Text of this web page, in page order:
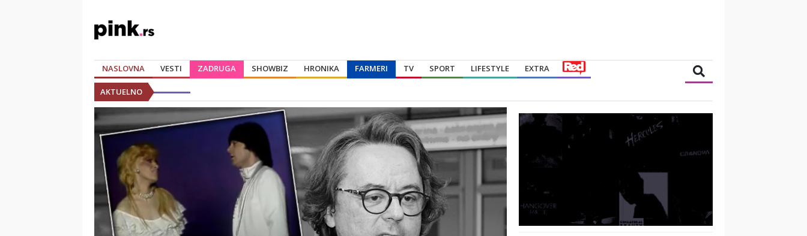
NASLOVNA VESTI ZADRUGA SHOWBIZ HRONIKA FARMERI TV SPORT LIFESTYLE EXTRA
AKTUELNO